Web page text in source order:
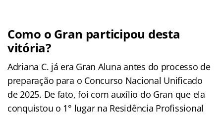
Como o Gran participou desta
vitória?
Adriana C. já era Gran Aluna antes do processo de
preparação para o Concurso Nacional Unificado
de 2025. De fato, foi com auxílio do Gran que ela
conquistou o 1° lugar na Residência Profissional